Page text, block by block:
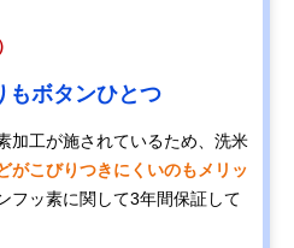
もボタンひとつ
加工が施されているため、洗米
がこびりつきにくいのもメリッ
フッ素に関して3年間保証して